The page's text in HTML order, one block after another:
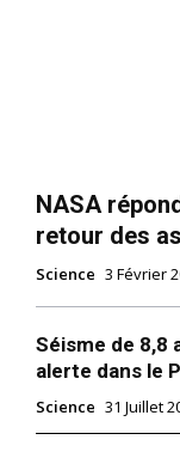
NASA
retour des
Science 3 Février
Séisme de 8,8
alerte dans le
Science 31 Juillet